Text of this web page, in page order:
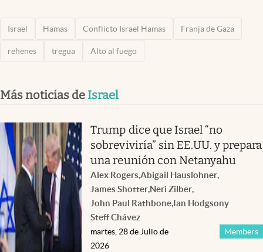
Israel Hamas Conflicto Israel Hamas Franja de Gaza
rehenes tregua Alto al fuego
Más noticias de Israel
Trump dice que Israel “no
sobreviviría” sin EE.UU. y prepara
una reunión con Netanyahu
Alex Rogers,Abigail Hauslohner,
James Shotter,Neri Zilber,
John Paul Rathbone,Ian Hodgsony
Steff Chávez
Members
martes, 28 de Julio de
2026